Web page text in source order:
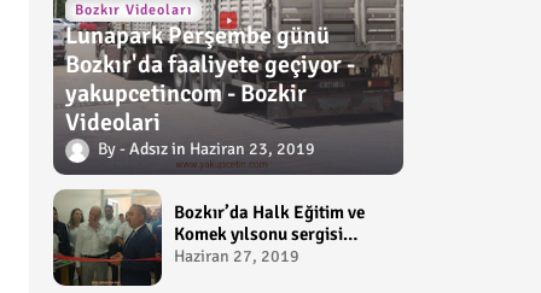
Bozkır Videoları
Lunapark Perşembe günü
Bozkır'da faaliyete geçiyor -
yakupcetincom - Bozkir
Videolari
Adsız Haziran 23, 2019
Bozkır’da Halk Eğitim ve
Komek yılsonu sergisi
gerçekleştirildi-
Haziran 27, 2019